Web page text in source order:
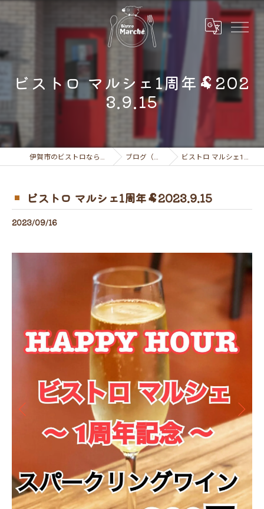
ビストロ マルシェ1周年🐏202
3.9.15
伊賀市のビストロならビストロ マルシェ ブログ（お知らせ） ビストロ マルシェ1周年🐏2023.9.15
ビストロ マルシェ1周年🐏2023.9.15
2023/09/16